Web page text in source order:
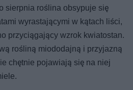
sierpnia roślina obsypuje się
wyrastającymi w kątach liści,
przyciągający wzrok kwiatostan.
rośliną miododajną i przyjazną
chętnie pojawiają się na niej